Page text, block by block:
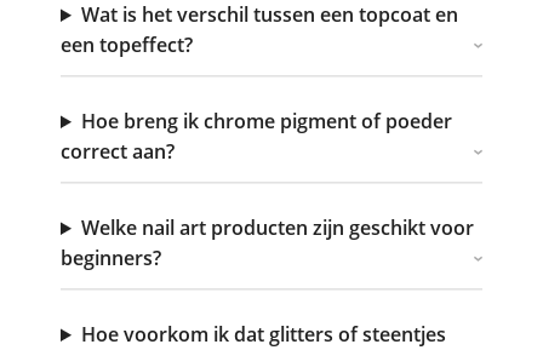
Wat is het verschil tussen een topcoat en
een topeffect?
Hoe breng ik chrome pigment of poeder
correct aan?
Welke nail art producten zijn geschikt voor
beginners?
Hoe voorkom ik dat glitters of steentjes